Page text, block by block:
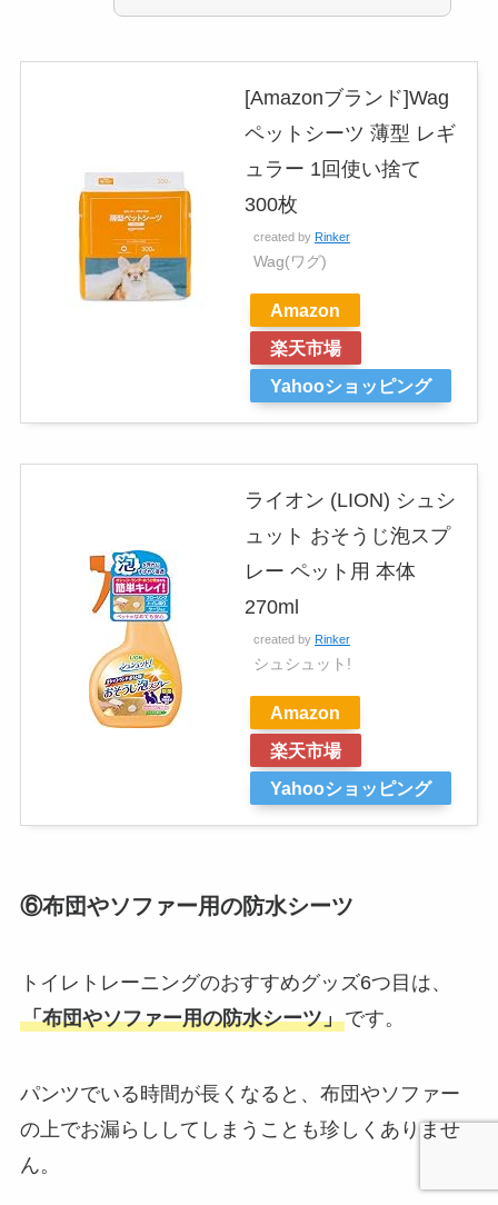
[Amazonブランド]Wag
ペットシーツ 薄型 レギ
ュラー 1回使い捨て
300枚
created by Rinker
Wag(ワグ)
Amazon
楽天市場
Yahooショッピング
ライオン (LION) シュシ
ュット おそうじ泡スプ
レー ペット用 本体
270ml
created by Rinker
シュシュット!
Amazon
楽天市場
Yahooショッピング
⑥布団やソファー用の防水シーツ
トイレトレーニングのおすすめグッズ6つ目は、
「布団やソファー用の防水シーツ」です。
パンツでいる時間が長くなると、布団やソファー
の上でお漏らししてしまうことも珍しくありませ
ん。